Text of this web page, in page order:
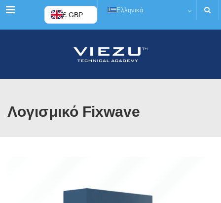
Μενού £ GBP
Ελληνικά
Λογισμικό Fixwave